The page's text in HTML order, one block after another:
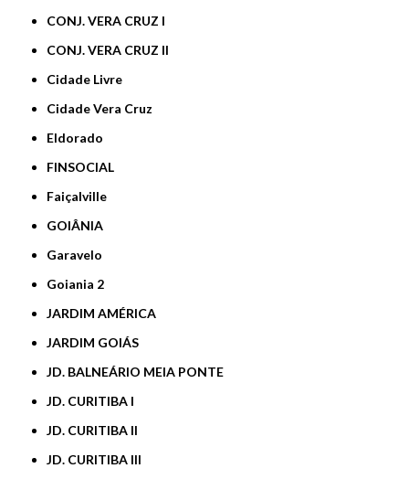
CONJ. VERA CRUZ I
CONJ. VERA CRUZ II
Cidade Livre
Cidade Vera Cruz
Eldorado
FINSOCIAL
Faiçalville
GOIÂNIA
Garavelo
Goiania 2
JARDIM AMÉRICA
JARDIM GOIÁS
JD. BALNEÁRIO MEIA PONTE
JD. CURITIBA I
JD. CURITIBA II
JD. CURITIBA III